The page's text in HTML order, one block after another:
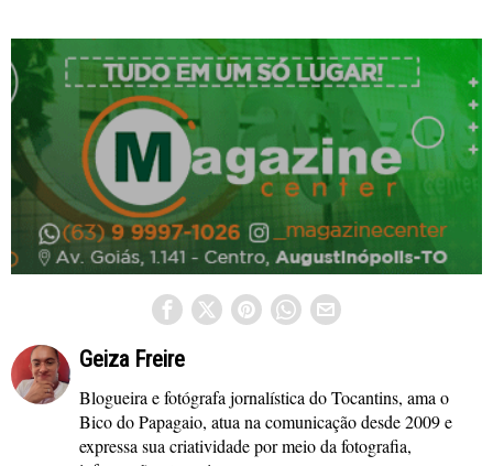
Geiza Freire
Blogueira e fotógrafa jornalística do Tocantins, ama o
Bico do Papagaio, atua na comunicação desde 2009 e
expressa sua criatividade por meio da fotografia,